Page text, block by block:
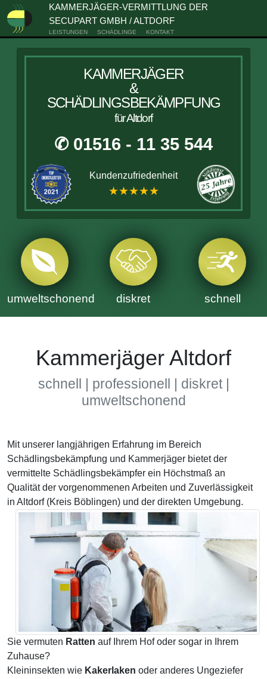
KAMMERJÄGER-VERMITTLUNG DER
SECUPART GMBH / ALTDORF
LEISTUNGEN SCHÄDLINGE KONTAKT
KAMMERJÄGER
&
SCHÄDLINGSBEKÄMPFUNG
für Altdorf
✆ 01516 - 11 35 544
Kundenzufriedenheit
★★★★★
umweltschonend diskret schnell
Kammerjäger Altdorf
schnell | professionell | diskret |
umweltschonend
Mit unserer langjährigen Erfahrung im Bereich
Schädlingsbekämpfung und Kammerjäger bietet der
vermittelte Schädlingsbekämpfer ein Höchstmaß an
Qualität der vorgenommenen Arbeiten und Zuverlässigkeit
in Altdorf (Kreis Böblingen) und der direkten Umgebung.
Sie vermuten Ratten auf Ihrem Hof oder sogar in Ihrem
Zuhause?
Kleininsekten wie Kakerlaken oder anderes Ungeziefer